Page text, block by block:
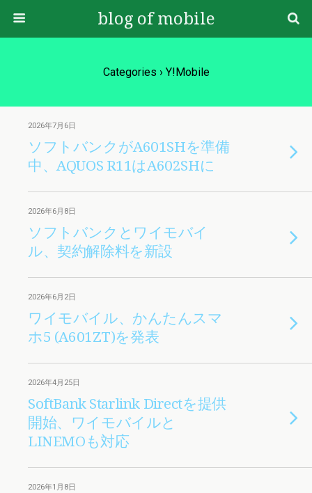
blog of mobile
Categories › Y!mobile
2026年7月6日
ソフトバンクがA601SHを準備
中、AQUOS R11はA602SHに
2026年6月8日
ソフトバンクとワイモバイ
ル、契約解除料を新設
2026年6月2日
ワイモバイル、かんたんスマ
ホ5 (A601ZT)を発表
2026年4月25日
SoftBank Starlink Directを提供
開始、ワイモバイルと
LINEMOも対応
2026年1月8日